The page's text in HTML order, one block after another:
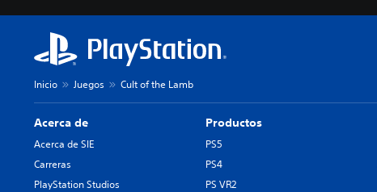
Inicio Juegos Cult of the Lamb
Acerca de
Acerca de SIE
Carreras
PlayStation Studios
Productos
PS5
PS4
PS VR2